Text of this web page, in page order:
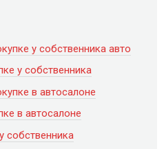
у собственника авто
у собственника
в автосалоне
в автосалоне
собственника